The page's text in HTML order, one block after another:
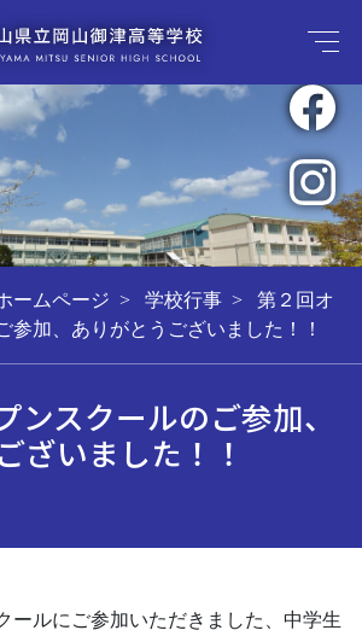
ームページ 学校行事
第２回オ
参加、ありがとうございました！！
ンスクールのご参加、
ざいました！！
ールにご参加いただきました、中学生